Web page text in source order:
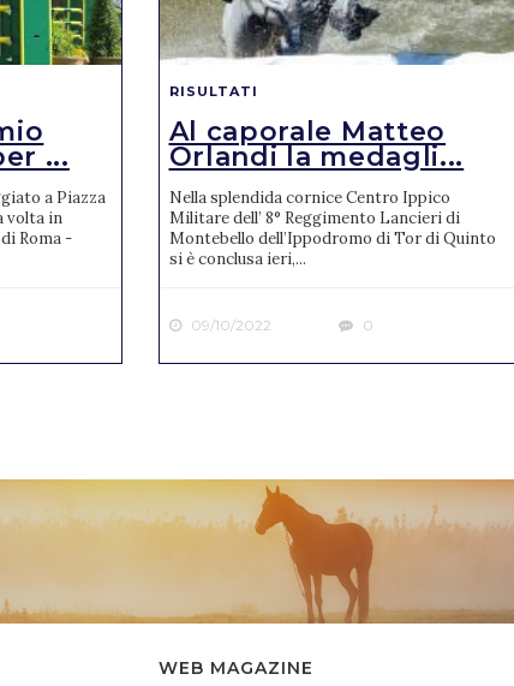
...
a Piazza
volta in
Roma -
RISULTATI
Al caporale Matteo
Orlandi la medagli...
Nella splendida cornice Centro Ippico
Militare dell’ 8° Reggimento Lancieri di
Montebello dell’Ippodromo di Tor di Quinto
si è conclusa ieri,...
09/10/2022 0
WEB MAGAZINE